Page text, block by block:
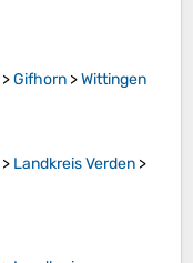
>Gifhorn >Wittingen
> Landkreis Verden >